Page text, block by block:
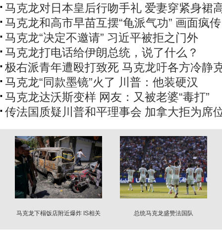
马克龙对日本皇后行吻手礼 爱妻穿紧身裙
马克龙和高市早苗互摆“龟派气功” 画面疯传
马克龙“决定不邀请” 习近平被拒之门外
马克龙打电话给伊朗总统，说了什么？
极右派青年遭殴打致死 马克龙吁各方冷静
马克龙“同款墨镜”火了 川普：他装硬汉
马克龙达沃斯变样 网友：又被老婆“毒打”
传法国质疑川普和平理事会 加拿大拒为席
马克龙下榻饭店附近爆炸 IS相关
总统马克龙盛赞法国队